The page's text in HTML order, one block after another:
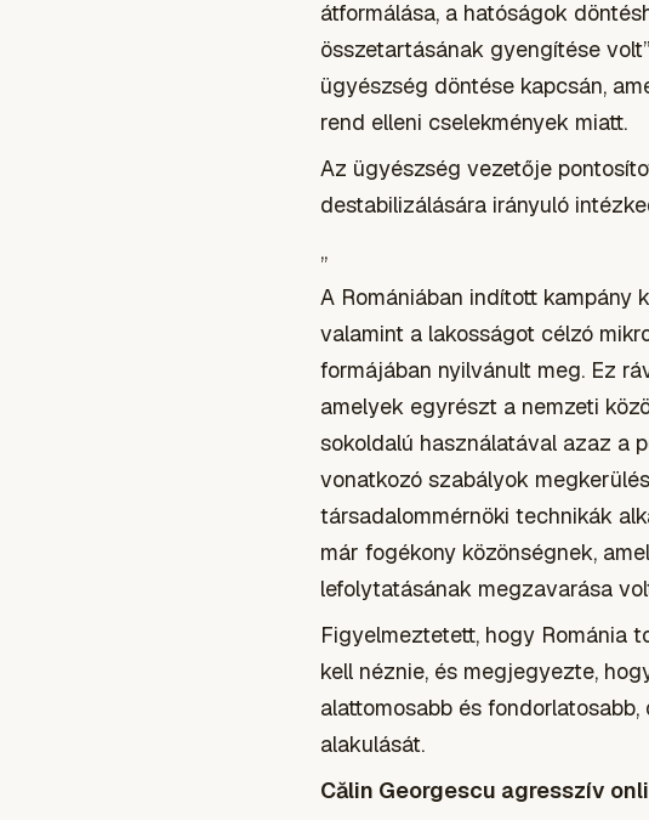
átformálása, a hatóságok
összetartásának gyengítése
ügyészség döntése kapcsán,
rend elleni cselekmények miatt.
Az ügyészség vezetője
destabilizálására irányuló
„
A Romániában indított kampány
valamint a lakosságot célzó
formájában nyilvánult meg. Ez
amelyek egyrészt a nemzeti
sokoldalú használatával azaz a
vonatkozó szabályok
társadalommérnöki technikák
már fogékony közönségnek,
lefolytatásának megzavarása
Figyelmeztetett, hogy Románia
kell néznie, és megjegyezte,
alattomosabb és
alakulását.
Călin Georgescu agresszív